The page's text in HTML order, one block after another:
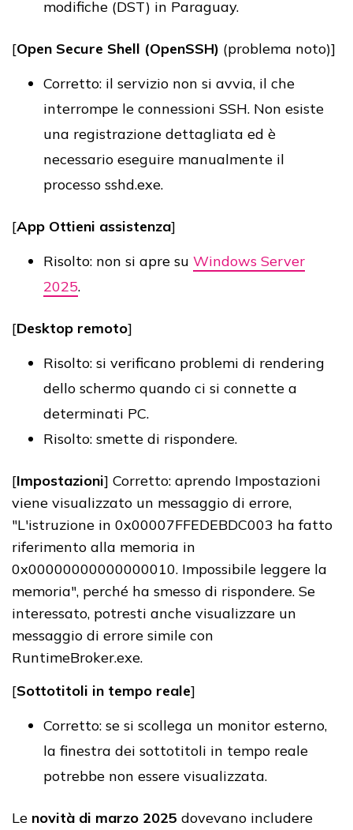
modifiche (DST) in Paraguay.
[Open Secure Shell (OpenSSH) (problema noto)]
Corretto: il servizio non si avvia, il che
interrompe le connessioni SSH. Non esiste
una registrazione dettagliata ed è
necessario eseguire manualmente il
processo sshd.exe.
[App Ottieni assistenza]
Risolto: non si apre su Windows Server
2025.
[Desktop remoto]
Risolto: si verificano problemi di rendering
dello schermo quando ci si connette a
determinati PC.
Risolto: smette di rispondere.
[Impostazioni] Corretto: aprendo Impostazioni
viene visualizzato un messaggio di errore,
"L'istruzione in 0x00007FFEDEBDC003 ha fatto
riferimento alla memoria in
0x00000000000000010. Impossibile leggere la
memoria", perché ha smesso di rispondere. Se
interessato, potresti anche visualizzare un
messaggio di errore simile con
RuntimeBroker.exe.
[Sottotitoli in tempo reale]
Corretto: se si scollega un monitor esterno,
la finestra dei sottotitoli in tempo reale
potrebbe non essere visualizzata.
Le novità di marzo 2025 dovevano includere